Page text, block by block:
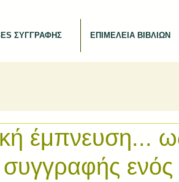
ΣΥΓΓΡΑΦΗΣ ΕΠΙΜΕΛΕΙΑ ΒΙΒΛΙΩΝ
έμπνευση...
συγγραφής ενός